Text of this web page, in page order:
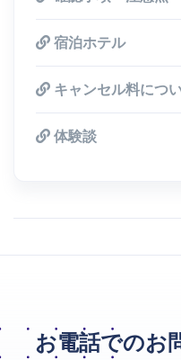
宿泊ホテル
キャンセル料につ
体験談
お電話でのお